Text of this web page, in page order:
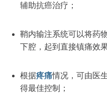
辅助抗癌治疗；
鞘内输注系统可以将药
下腔，起到直接镇痛效果
根据疼痛情况，可由医
得最佳控制；